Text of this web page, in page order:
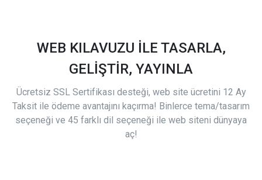
WEB KILAVUZU İLE TASARLA,
GELİŞTİR, YAYINLA
Ücretsiz SSL Sertifikası desteği, web site ücretini 12 Ay
Taksit ile ödeme avantajını kaçırma! Binlerce tema/tasarım
seçeneği ve 45 farklı dil seçeneği ile web siteni dünyaya
aç!